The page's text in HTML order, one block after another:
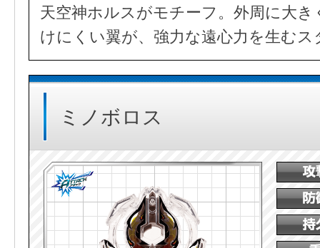
天空神ホルスがモチーフ。外周に大
けにくい翼が、強力な遠心力を生む
ミノボロス